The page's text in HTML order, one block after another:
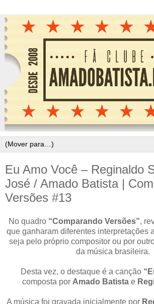
Eu Amo Você – Reginaldo
José / Amado Batista |
Versões #13
No quadro “Comparando Versões”,
que ganharam diferentes interpretações
seja pelo próprio compositor ou por
da música brasileira.
Desta vez, o destaque é a canção
composta por Amado Batistae
A música foi gravada inicialmente por